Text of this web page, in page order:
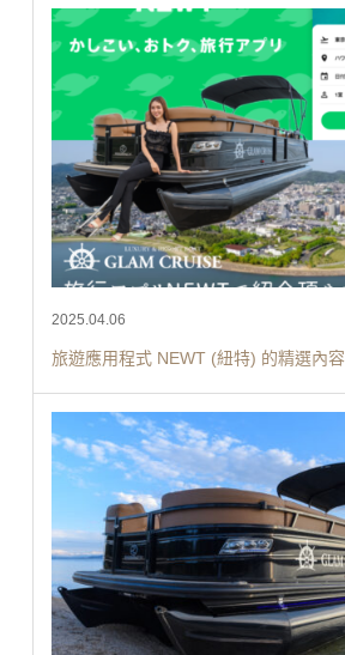
2025.04.06
旅遊應用程式 NEWT (紐特) 的精選內容